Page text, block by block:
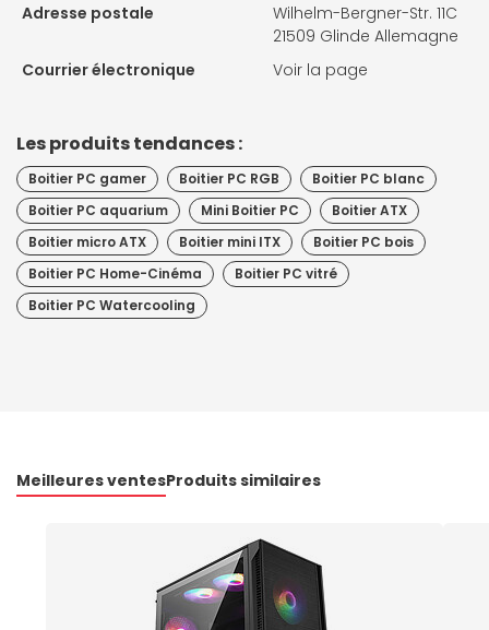
Adresse postale
Wilhelm-Bergner-Str. 11C
21509 Glinde Allemagne
Courrier électronique
Voir la page
Les produits tendances :
Boitier PC gamer Boitier PC RGB
Boitier PC blanc
Boitier PC aquarium
Mini Boitier PC
Boitier ATX
Boitier micro ATX
Boitier mini ITX
Boitier PC bois
Boitier PC Home-Cinéma
Boitier PC vitré
Boitier PC Watercooling
Meilleures ventesProduits similaires